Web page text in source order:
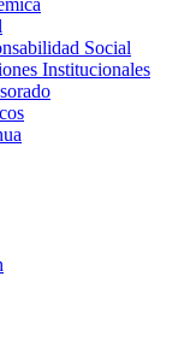
Social
Institucionales